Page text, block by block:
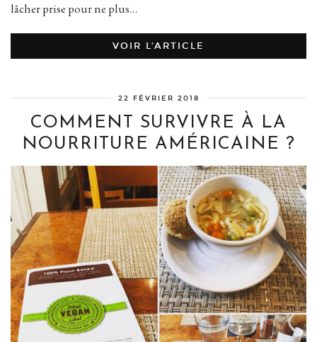
lâcher prise pour ne plus…
VOIR L’ARTICLE
22 FÉVRIER 2018
COMMENT SURVIVRE À LA
NOURRITURE AMÉRICAINE ?